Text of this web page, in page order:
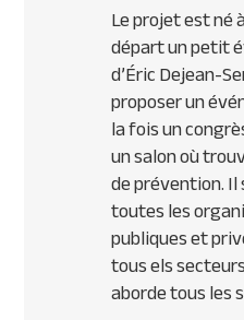
Le projet est né
départ un petit
d’Éric Dejean-
proposer un
la fois un
un salon où
de prévention. Il
toutes les
publiques et
tous els
aborde tous les